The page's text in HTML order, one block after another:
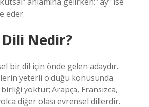
eder.
Nedir?
bir dil için önde gelen adaydır.
yeterli olduğu konusunda
yoktur; Arapça, Fransızca,
diğer olası evrensel dillerdir.